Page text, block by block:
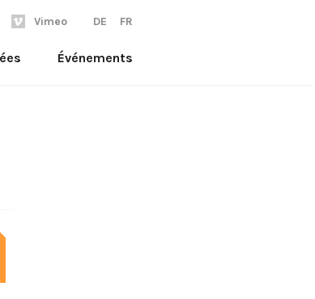
Vimeo DE FR
Événements